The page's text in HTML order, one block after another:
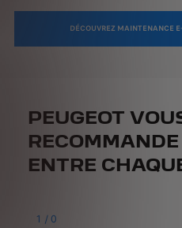
DÉCOUVREZ MAINTENANCE
PEUGEOT
ENTRE
1 / 0